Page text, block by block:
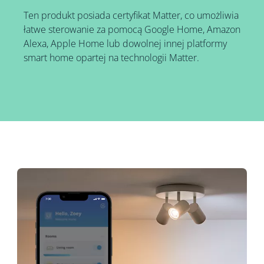
Ten produkt posiada certyfikat Matter, co umożliwia
łatwe sterowanie za pomocą Google Home, Amazon
Alexa, Apple Home lub dowolnej innej platformy
smart home opartej na technologii Matter.